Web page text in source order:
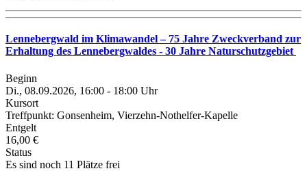
Lennebergwald im Klimawandel – 75 Jahre Zweckverband zur
Erhaltung des Lennebergwaldes - 30 Jahre Naturschutzgebiet
Beginn
Di., 08.09.2026, 16:00 - 18:00 Uhr
Kursort
Treffpunkt: Gonsenheim, Vierzehn-Nothelfer-Kapelle
Entgelt
16,00 €
Status
Es sind noch 11 Plätze frei